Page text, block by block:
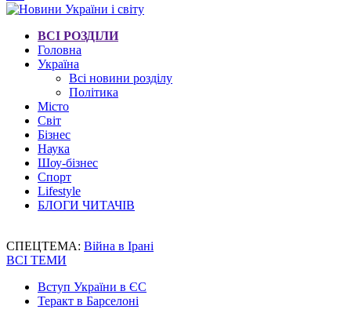
ВСІ РОЗДІЛИ
Головна
Україна
Всі новини розділу
Політика
Місто
Світ
Бізнес
Наука
Шоу-бізнес
Спорт
Lifestyle
БЛОГИ ЧИТАЧІВ
СПЕЦТЕМА: Війна в Ірані
ВСІ ТЕМИ
Вступ України в ЄС
Теракт в Барселоні